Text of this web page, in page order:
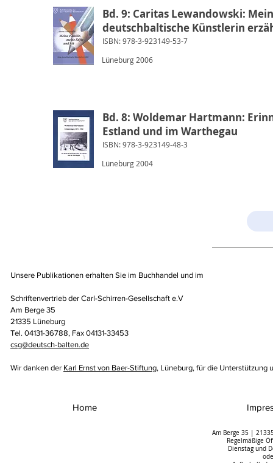
Bd. 9: Caritas Lewandowski:
deutschbaltische Künstlerin
ISBN: 978-3-923149-53-7
Lüneburg 2006
Bd. 8: Woldemar Hartmann:
Estland und im Warthegau
ISBN: 978-3-923149-48-3
Lüneburg 2004
Unsere Publikationen erhalten Sie im Buchhandel und im
Schriftenvertrieb der Carl-Schirren-Gesellschaft e.V
Am Berge 35
21335 Lüneburg
Tel. 04131-36788, Fax 04131-33453
csg@deutsch-balten.de
Wir danken der Karl Ernst von Baer-Stiftung, Lüneburg, für die Unterstützung
Home
Am Berge 35 |
Regelmäßige
Dienstag und